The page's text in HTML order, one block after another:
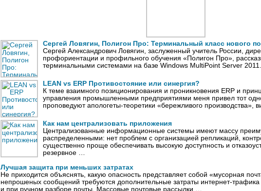
Сергей Ловягин, Полигон Про: Терминальный класс нового
Сергей Александрович Ловягин, заслуженный учитель России,
профориентации и профильного обучения «Полигон Про»,
терминальными системами на базе Windows MultiPoint Server 2011.
LEAN vs ERP Противостояние или синергия?
К теме взаимного позиционирования и проникновения ERP и
управления промышленными предприятиями меня привел тот
проповедуют апологеты-теоретики «бережливого производства»,
Как нам централизовать приложения
Централизованные информационные системы имеют массу
распределенными: нет проблем с организацией репликаций,
существенно проще обеспечивать высокую доступность и
резервное …
Лучшая защита при меньших затратах
Не приходится объяснять, какую опасность представляет собой «мусорная
непрошеных сообщений требуются дополнительные затраты интернет-
и при ручном разборе почты. Массовые почтовые рассылки …